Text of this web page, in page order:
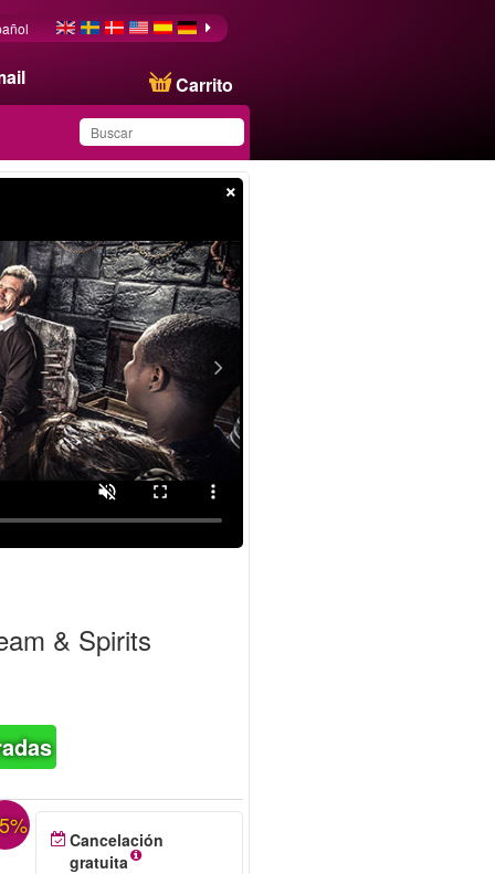
Carrito
×
& Spirits
Cancelación
gratuita